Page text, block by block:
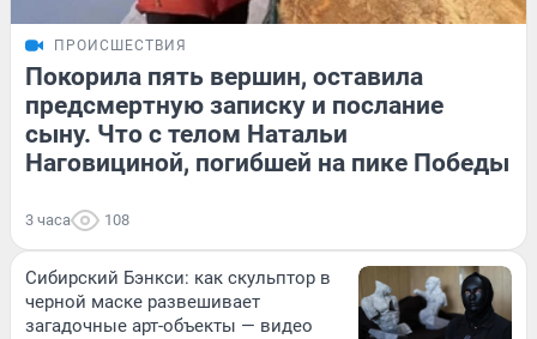
ПРОИСШЕСТВИЯ
Покорила пять вершин, оставила
предсмертную записку и послание
сыну. Что с телом Натальи
Наговициной, погибшей на пике Победы
3 часа 108
Сибирский Бэнкси: как скульптор в
черной маске развешивает
загадочные арт-объекты — видео